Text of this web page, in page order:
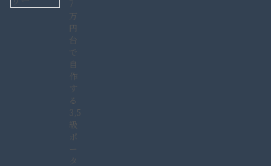
7
万
円
台
で
自
作
す
る
3,584Wh
級
ポ
ー
タ